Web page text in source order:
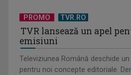
PROMO TVR.RO
TVR lansează un apel
emisiuni
Televiziunea Română deschide
pentru noi concepte editoriale.